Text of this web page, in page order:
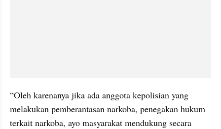
“Oleh karenanya jika ada anggota kepolisian yang
melakukan pemberantasan narkoba, penegakan hukum
terkait narkoba, ayo masyarakat mendukung secara